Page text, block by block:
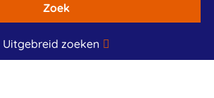
Zoek
Uitgebreid zoeken